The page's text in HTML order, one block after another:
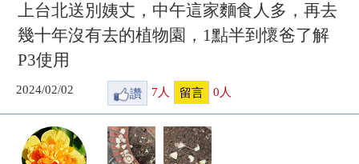
上台北送別姨丈，中午這家麵食人多，再去
幾十年沒有去的植物園，1點半到懷爸了解
P3使用
2024/02/02 讚 7 人 留言 0 人